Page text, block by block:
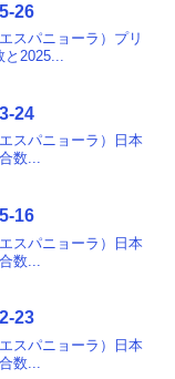
26
スパニョーラ）プリ
と2025...
24
スパニョーラ）日本
数...
16
スパニョーラ）日本
数...
23
スパニョーラ）日本
数...